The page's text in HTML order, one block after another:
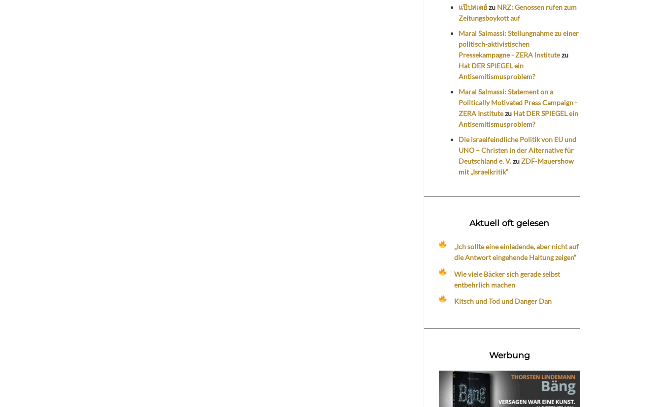
แป๊ปสเตย์zu NRZ: Genossen rufen zum
Zeitungsboykott auf
Maral Salmassi: Stellungnahme zu einer
politisch-aktivistischen
Pressekampagne - ZERA Institutezu
Hat DER SPIEGEL ein
Antisemitismusproblem?
Maral Salmassi: Statement on a
Politically Motivated Press Campaign -
ZERA Institutezu Hat DER SPIEGEL ein
Antisemitismusproblem?
Die israelfeindliche Politik von EU und
UNO – Christen in der Alternative für
Deutschland e. V.zuZDF-Mauershow
mit „Israelkritik“
Aktuell oft gelesen
„Ich sollte eine einladende, aber nicht auf
die Antwort eingehende Haltung zeigen“
Wie viele Bäcker sich gerade selbst
entbehrlich machen
Kitsch und Tod und Danger Dan
Werbung